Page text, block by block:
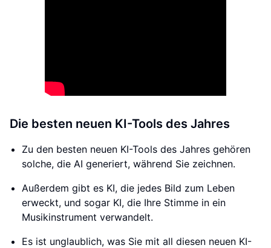
Die besten neuen KI-Tools des Jahres
Zu den besten neuen KI-Tools des Jahres gehören
solche, die AI generiert, während Sie zeichnen.
Außerdem gibt es KI, die jedes Bild zum Leben
erweckt, und sogar KI, die Ihre Stimme in ein
Musikinstrument verwandelt.
Es ist unglaublich, was Sie mit all diesen neuen KI-